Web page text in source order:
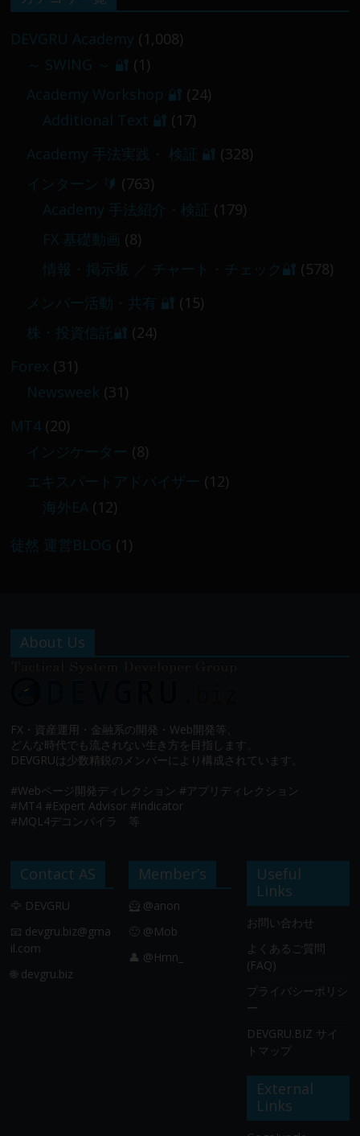
／
【 メンバー限定 】2026-03-05～06
DEVGRU Academy (1,008)
～ SWING ～ 🔐 (1)
Academy Workshop 🔐 (24)
Additional Text 🔐 (17)
Academy 手法実践・ 検証 🔐 (328)
インターン 🔰 (763)
Academy 手法紹介・検証 (179)
FX 基礎動画 (8)
情報・掲示板 ／ チャート・チェック🔐 (578)
メンバー活動・共有 🔐 (15)
株・投資信託🔐 (24)
Forex (31)
Newsweek (31)
MT4(20)
インジケーター (8)
エキスパートアドバイザー (12)
海外EA (12)
徒然 運営BLOG (1)
About Us
FX・資産運用・金融系の開発・Web開発等、
どんな時代でも流されない生き方を目指します。
DEVGRUは少数精鋭のメンバーにより構成されています。
#Webページ開発ディレクション #アプリディレクション
#MT4 #Expert Advisor #Indicator
#MQL4デコンパイラ 等
Contact AS
🦅 DEVGRU
📧 devgru.biz@gma
il.com
🌐 devgru.biz
Member’s
🦸 @anon
🙂 @Mob
👤 @Hmn_
Useful
Links
お問い合わせ
よくあるご質問
(FAQ)
プライバシーポリシ
ー
DEVGRU.BIZ サイ
トマップ
External
Links